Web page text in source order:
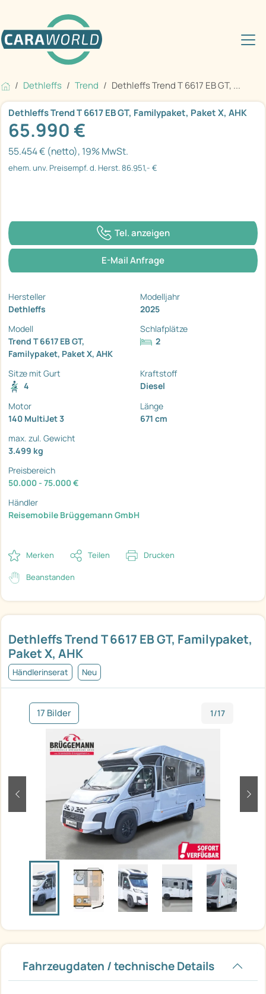
Dethleffs Trend Dethleffs Trend T 6617 EB GT, ...
Dethleffs Trend T 6617 EB GT, Familypaket,
Paket X, AHK
Händlerinserat Neu
17 Bilder 1/17
zurück
Fahrzeugdaten / technische Details
Dethleffs Trend T 6617 EB GT, Familypaket, Paket X, AHK
65.990 €
55.454 € (netto), 19% MwSt.
ehem. unv. Preisempf. d. Herst. 86.951,- €
Tel. anzeigen
E-Mail Anfrage
Hersteller
Dethleffs
Modelljahr
2025
Modell
Trend T 6617 EB GT,
Familypaket, Paket X, AHK
Schlafplätze
2
Sitze mit Gurt
4
Kraftstoff
Diesel
Motor
140 MultiJet 3
Länge
671 cm
max. zul. Gewicht
3.499 kg
Preisbereich
50.000 - 75.000 €
Händler
Reisemobile Brüggemann GmbH
Merken Teilen Drucken
Beanstanden